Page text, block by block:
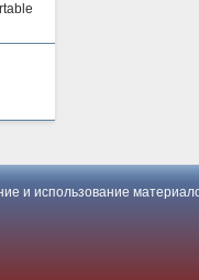
и использование